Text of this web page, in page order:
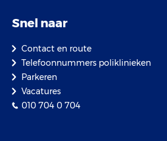
Snel naar
Contact en route
Telefoonnummers poliklinieken
Parkeren
Vacatures
010 704 0 704